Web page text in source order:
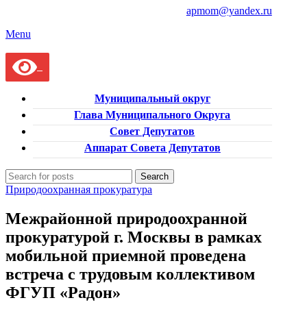
apmom@yandex.ru
Menu
Муниципальный округ
Глава Муниципального Округа
Совет Депутатов
Аппарат Совета Депутатов
Search
Природоохранная прокуратура
Межрайонной природоохранной
прокуратурой г. Москвы в рамках
мобильной приемной проведена
встреча с трудовым коллективом
ФГУП «Радон»